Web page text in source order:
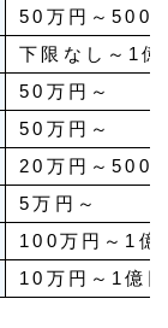
50万円～5000
下限なし～1億
50万円～
50万円～
20万円～
5万円～
100万円～1億
10万円～1億円